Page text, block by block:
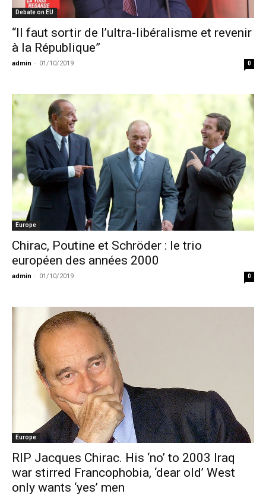
Debate on EU
“Il faut sortir de l’ultra-libéralisme et revenir
à la République”
admin - 01/10/2019 0
Europe
Chirac, Poutine et Schröder : le trio
européen des années 2000
admin - 01/10/2019 0
Europe
RIP Jacques Chirac. His ‘no’ to 2003 Iraq
war stirred Francophobia, ‘dear old’ West
only wants ‘yes’ men